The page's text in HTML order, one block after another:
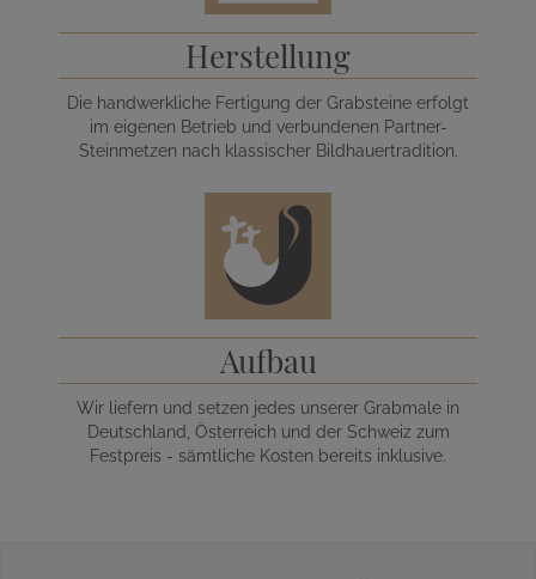
Herstellung
Die handwerkliche Fertigung der Grabsteine erfolgt
im eigenen Betrieb und verbundenen Partner-
Steinmetzen nach klassischer Bildhauertradition.
Aufbau
Wir liefern und setzen jedes unserer Grabmale in
Deutschland, Österreich und der Schweiz zum
Festpreis - sämtliche Kosten bereits inklusive.